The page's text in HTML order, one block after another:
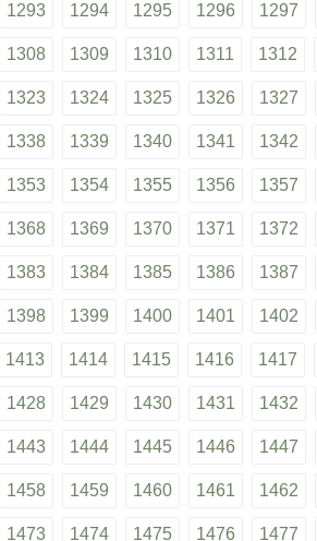
1293 1294 1295 1296 1297
1308 1309 1310 1311 1312
1323 1324 1325 1326 1327
1338 1339 1340 1341 1342
1353 1354 1355 1356 1357
1368 1369 1370 1371 1372
1383 1384 1385 1386 1387
1398 1399 1400 1401 1402
1413 1414 1415 1416 1417
1428 1429 1430 1431 1432
1443 1444 1445 1446 1447
1458 1459 1460 1461 1462
1473 1474 1475 1476 1477